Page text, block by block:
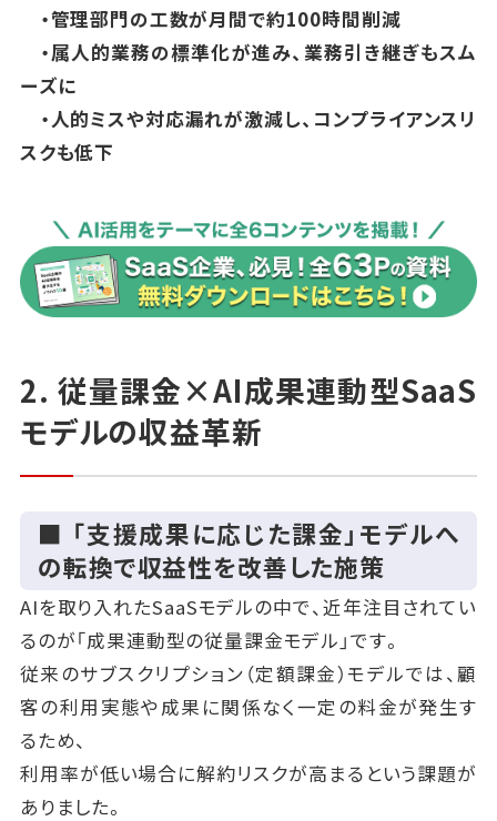
・管理部門の工数が月間で約100時間削減
・属人的業務の標準化が進み、業務引き継ぎもスム
ーズに
・人的ミスや対応漏れが激減し、コンプライアンスリ
スクも低下
2. 従量課金×AI成果連動型SaaS
モデルの収益革新
■ 「支援成果に応じた課金」モデルへ
の転換で収益性を改善した施策
AIを取り入れたSaaSモデルの中で、近年注目されてい
るのが「成果連動型の従量課金モデル」です。
従来のサブスクリプション（定額課金）モデルでは、顧
客の利用実態や成果に関係なく一定の料金が発生す
るため、
利用率が低い場合に解約リスクが高まるという課題が
ありました。